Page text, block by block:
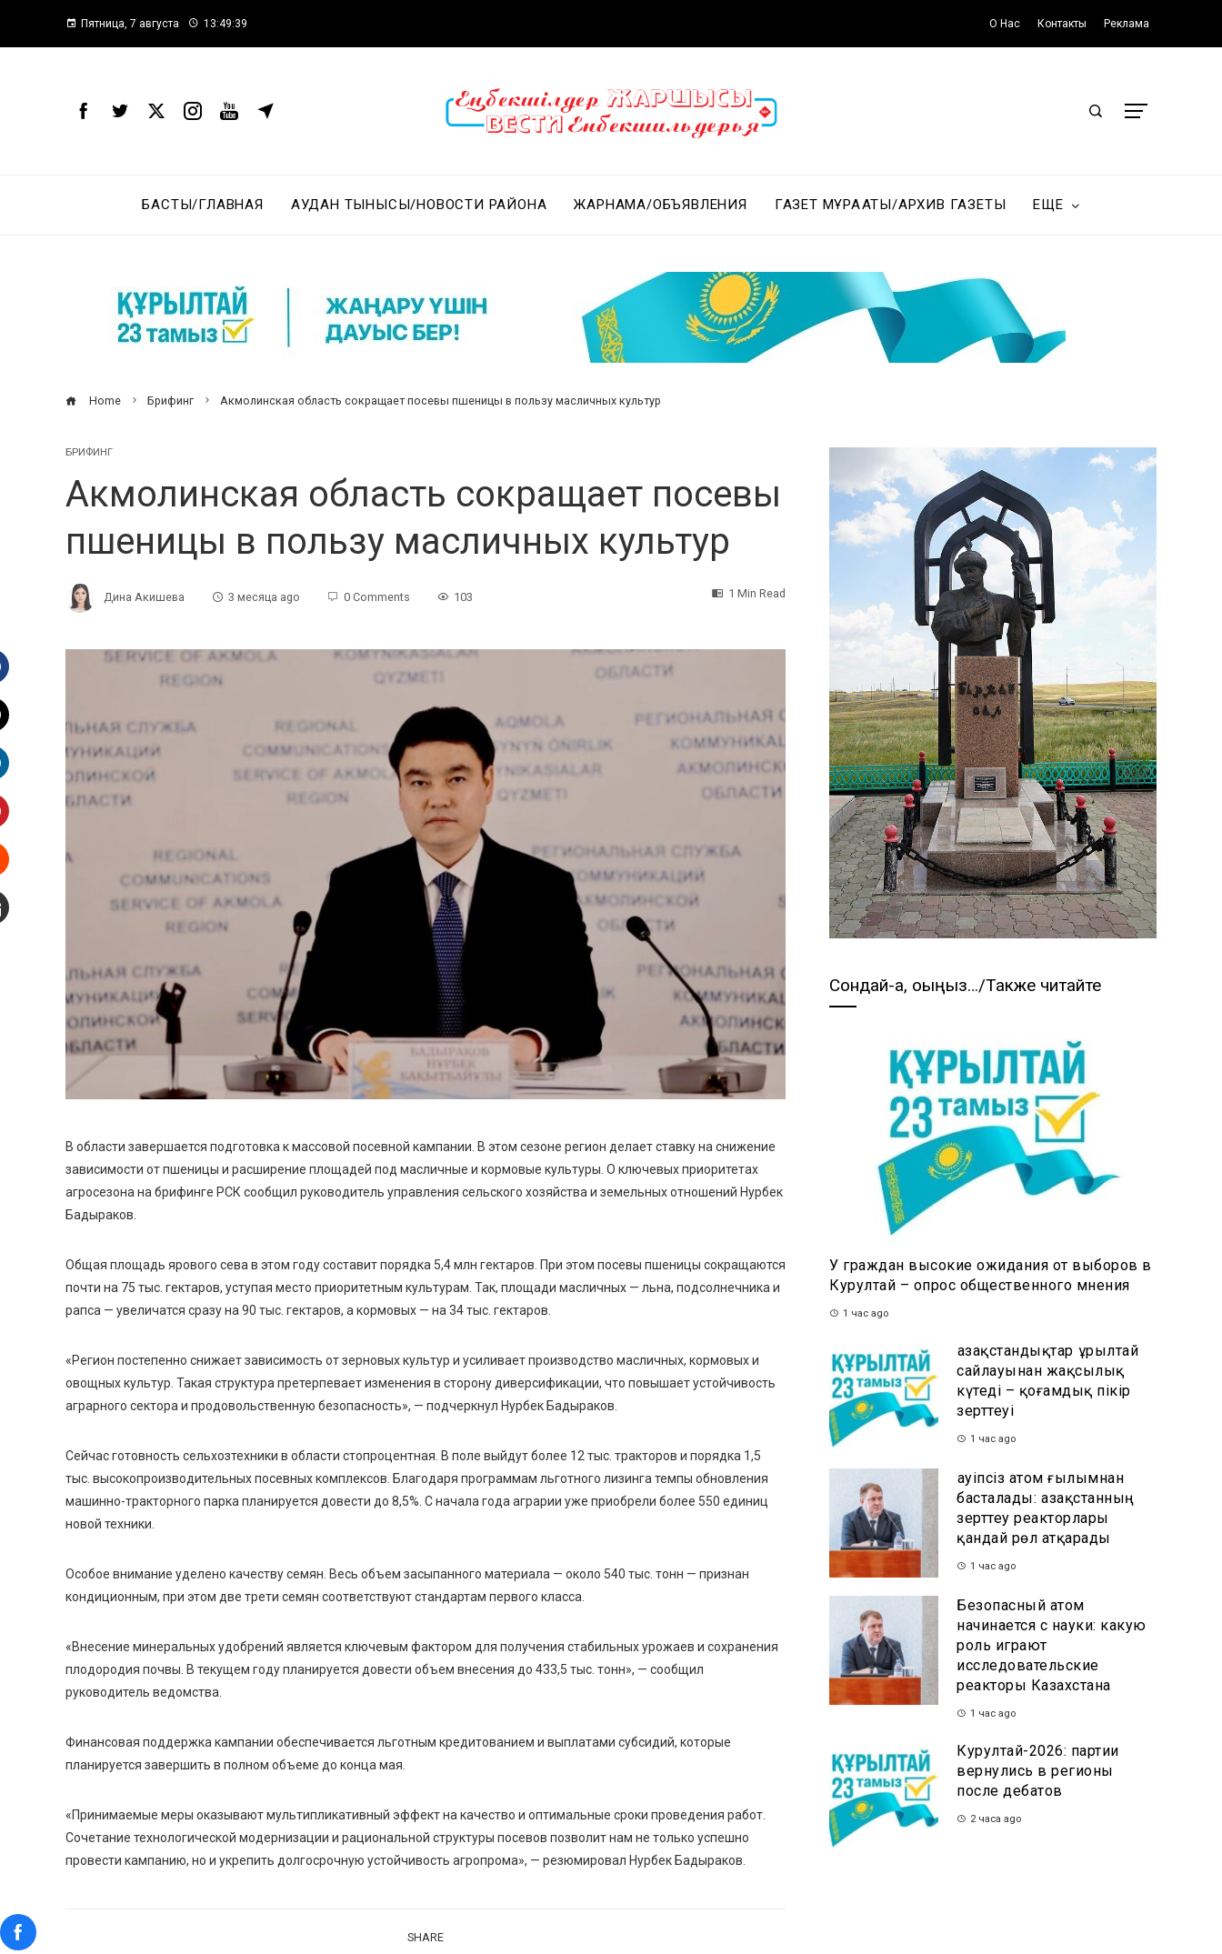
Пятница, 7 августа 13:49:40 О Нас Контакты Реклама
БАСТЫ/ГЛАВНАЯ АУДАН ТЫНЫСЫ/НОВОСТИ РАЙОНА ЖАРНАМА/ОБЪЯВЛЕНИЯ ГАЗЕТ МҰРАҒАТЫ/АРХИВ ГАЗЕТЫ ЕЩЕ
Home Брифинг Акмолинская область сокращает посевы пшеницы в пользу масличных культур
БРИФИНГ
Акмолинская область сокращает посевы
пшеницы в пользу масличных культур
Дина Акишева 3 месяца ago 0 Comments 103 1 Min Read
В области завершается подготовка к массовой посевной кампании. В этом сезоне регион делает ставку на снижение
зависимости от пшеницы и расширение площадей под масличные и кормовые культуры. О ключевых приоритетах
агросезона на брифинге РСК сообщил руководитель управления сельского хозяйства и земельных отношений Нурбек
Бадыраков.
Общая площадь ярового сева в этом году составит порядка 5,4 млн гектаров. При этом посевы пшеницы сокращаются
почти на 75 тыс. гектаров, уступая место приоритетным культурам. Так, площади масличных — льна, подсолнечника и
рапса — увеличатся сразу на 90 тыс. гектаров, а кормовых — на 34 тыс. гектаров.
«Регион постепенно снижает зависимость от зерновых культур и усиливает производство масличных, кормовых и
овощных культур. Такая структура претерпевает изменения в сторону диверсификации, что повышает устойчивость
аграрного сектора и продовольственную безопасность», — подчеркнул Нурбек Бадыраков.
Сейчас готовность сельхозтехники в области стопроцентная. В поле выйдут более 12 тыс. тракторов и порядка 1,5
тыс. высокопроизводительных посевных комплексов. Благодаря программам льготного лизинга темпы обновления
машинно-тракторного парка планируется довести до 8,5%. С начала года аграрии уже приобрели более 550 единиц
новой техники.
Особое внимание уделено качеству семян. Весь объем засыпанного материала — около 540 тыс. тонн — признан
кондиционным, при этом две трети семян соответствуют стандартам первого класса.
«Внесение минеральных удобрений является ключевым фактором для получения стабильных урожаев и сохранения
плодородия почвы. В текущем году планируется довести объем внесения до 433,5 тыс. тонн», — сообщил
руководитель ведомства.
Финансовая поддержка кампании обеспечивается льготным кредитованием и выплатами субсидий, которые
планируется завершить в полном объеме до конца мая.
«Принимаемые меры оказывают мультипликативный эффект на качество и оптимальные сроки проведения работ.
Сочетание технологической модернизации и рациональной структуры посевов позволит нам не только успешно
провести кампанию, но и укрепить долгосрочную устойчивость агропрома», — резюмировал Нурбек Бадыраков.
SHARE
Сондай-ақ, оқыңыз…/Также читайте
У граждан высокие ожидания от выборов в
Курултай – опрос общественного мнения
1 час ago
Қазақстандықтар Құрылтай
сайлауынан жақсылық
күтеді – қоғамдық пікір
зерттеуі
1 час ago
Қауіпсіз атом ғылымнан
басталады: Қазақстанның
зерттеу реакторлары
қандай рөл атқарады
1 час ago
Безопасный атом
начинается с науки: какую
роль играют
исследовательские
реакторы Казахстана
1 час ago
Курултай-2026: партии
вернулись в регионы
после дебатов
2 часа ago